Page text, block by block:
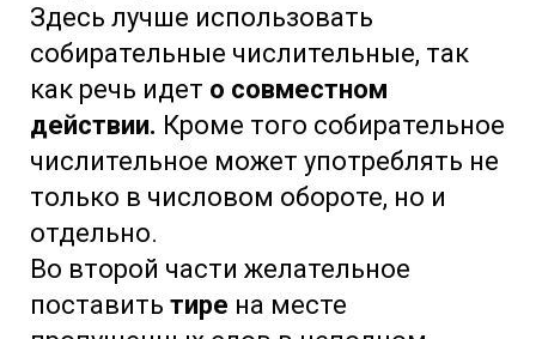
Здесь лучше использовать
собирательные числительные, так
как речь идет о совместном
действии. Кроме того собирательное
числительное может употреблять не
только в числовом обороте, но и
отдельно.
Во второй части желательное
поставить тире на месте